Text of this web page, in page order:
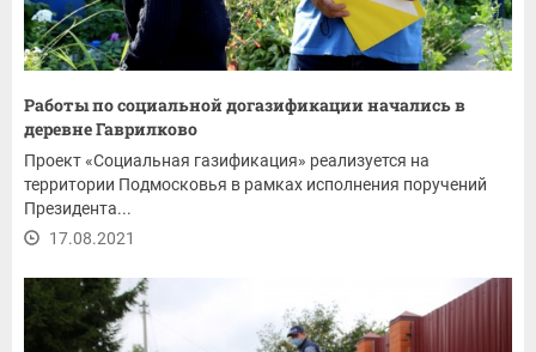
Работы по социальной догазификации начались в
деревне Гаврилково
Проект «Социальная газификация» реализуется на
территории Подмосковья в рамках исполнения поручений
Президента...
17.08.2021